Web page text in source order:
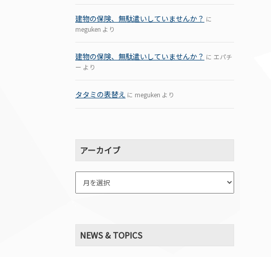
建物の保険、無駄遣いしていませんか？ に
meguken より
建物の保険、無駄遣いしていませんか？ に エパチ
ー より
タタミの表替え に meguken より
アーカイブ
NEWS & TOPICS